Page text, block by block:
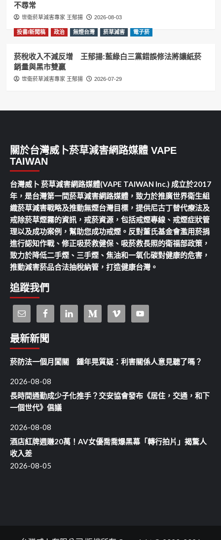
不尋常
世衛菸草減害專家 王郁揚 2026-08-03
投書/新聞稿 政治 無煙台灣 菸草減害 電子菸
菸稅收入不減反增 王郁揚:藍綠白三黨錯誤修法將讓紙菸
銷量與黑市雙贏
世衛菸草減害專家 王郁揚 2026-07-29
關於台灣威卜菸草減害網路媒體 VAPE
TAIWAN
台灣威卜 菸草減害網路媒體(VAPE TAIWAN Inc.) 成立於2017
年，是台灣第一間菸草減害網路媒體，致力於推廣世界衛生組
織菸草減害戰略及推動無煙台灣目標，提供尼古丁替代療法及
戒除菸草煙霧的資訊，戒菸資源，包括戒煙專線、戒煙症狀管
理以及成功案例，幫助您成功戒煙。反對董氏基金會濫用菸捐
進行認知作戰、修正吸菸救健保、吸菸救長照的衛福部政策，
致力於降低二手煙、三手煙、焦油和一氧化碳對健康的危害，
推動減害菸品合法抽稅納管，打造健康台灣。
追蹤我們
最新新聞
菸防法一個月闖關 鍾年晃質疑：利害關係人意見聽了嗎？
2026-08-08
長時間通勤成少子化推手？交安協會發布《居住，交通，和下
一個世代》倡議
2026-08-08
酒店紅牌週賺20萬！AV女優喬喬爆黑幕「轉行拍片」揭驚人
收入差
2026-08-05